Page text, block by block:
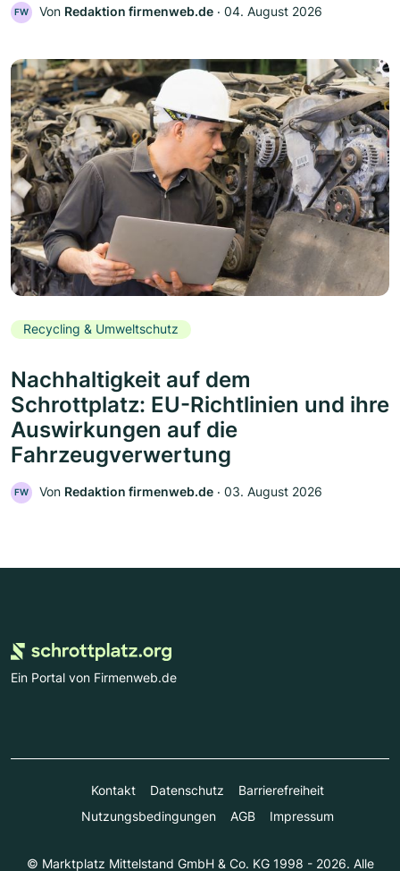
FW Von Redaktion firmenweb.de ‧ 04. August 2026
Recycling & Umweltschutz
Nachhaltigkeit auf dem
Schrottplatz: EU-Richtlinien und ihre
Auswirkungen auf die
Fahrzeugverwertung
FW Von Redaktion firmenweb.de ‧ 03. August 2026
Ein Portal von Firmenweb.de
Kontakt Datenschutz
Barrierefreiheit
Nutzungsbedingungen
AGB Impressum
© Marktplatz Mittelstand GmbH & Co. KG 1998 - 2026. Alle